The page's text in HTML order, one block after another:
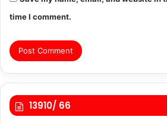
time I comment.
13910/ 66